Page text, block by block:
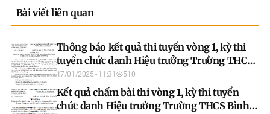
Bài viết liên quan
Thông báo kết quả thi tuyển vòng 1, kỳ thi
tuyển chức danh Hiệu trưởng Trường THCS
Bình Yên, huyện Sơn Dương
17/01/2025 - 11:31 510
Kết quả chấm bài thi vòng 1, kỳ thi tuyển
chức danh Hiệu trưởng Trường THCS Bình